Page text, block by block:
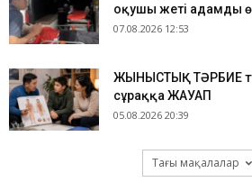
оқушы жеті адамды
07.08.2026 12:53
ЖЫНЫСТЫҚ ТӘРБИЕ
сұраққа ЖАУАП
05.08.2026 20:39
Тағы мақалалар